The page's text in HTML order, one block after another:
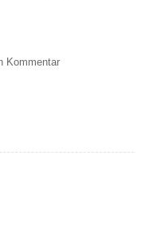
Kommentar